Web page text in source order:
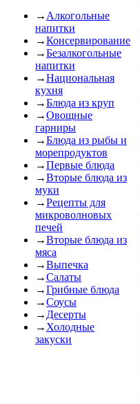
→ Алкогольные
напитки
→Консервирование
→Безалкогольные
напитки
→Национальная
кухня
→Блюда из круп
→Овощные
гарниры
→Блюда из рыбы и
морепродуктов
→Первые блюда
→Вторые блюда из
муки
→Рецепты для
микроволновых
печей
→Вторые блюда из
мяса
→Выпечка
→Салаты
→Грибные блюда
→Соусы
→ Десерты
→ Холодные
закуски